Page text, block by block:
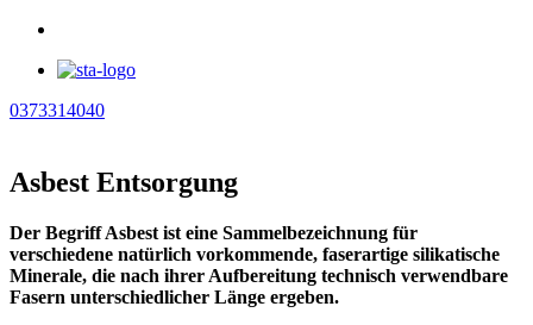
0373314040
Asbest Entsorgung
Der Begriff Asbest ist eine Sammelbezeichnung für
verschiedene natürlich vorkommende, faserartige silikatische
Minerale, die nach ihrer Aufbereitung technisch verwendbare
Fasern unterschiedlicher Länge ergeben.